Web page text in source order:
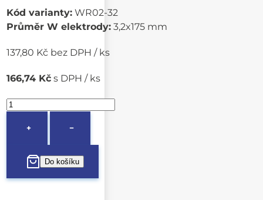
Kód varianty: WR02-32
Průměr W elektrody: 3,2x175 mm
137,80 Kč bez DPH / ks
166,74 Kč s DPH / ks
+ −